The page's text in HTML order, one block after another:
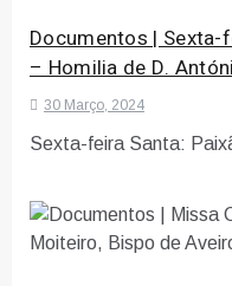
Documentos | Sexta-
– Homilia de D.
30 Março, 2024
Sexta-feira Santa: